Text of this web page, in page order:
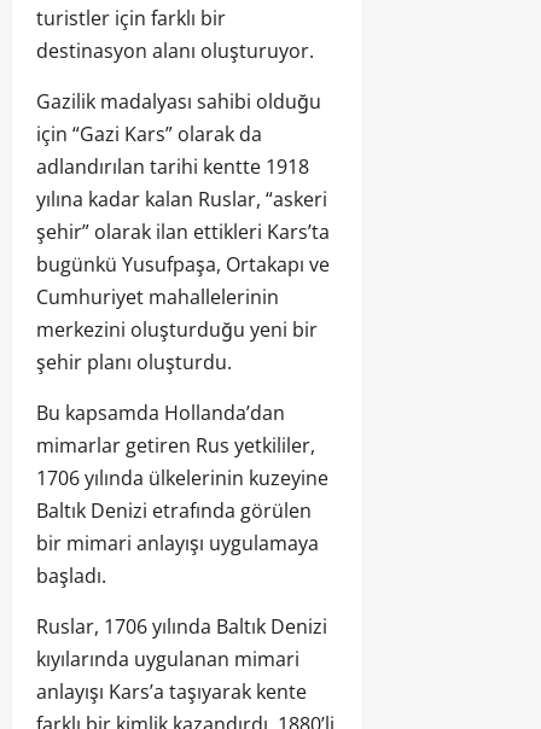
turistler için farklı bir
destinasyon alanı oluşturuyor.
Gazilik madalyası sahibi olduğu
için “Gazi Kars” olarak da
adlandırılan tarihi kentte 1918
yılına kadar kalan Ruslar, “askeri
şehir” olarak ilan ettikleri Kars’ta
bugünkü Yusufpaşa, Ortakapı ve
Cumhuriyet mahallelerinin
merkezini oluşturduğu yeni bir
şehir planı oluşturdu.
Bu kapsamda Hollanda’dan
mimarlar getiren Rus yetkililer,
1706 yılında ülkelerinin kuzeyine
Baltık Denizi etrafında görülen
bir mimari anlayışı uygulamaya
başladı.
Ruslar, 1706 yılında Baltık Denizi
kıyılarında uygulanan mimari
anlayışı Kars’a taşıyarak kente